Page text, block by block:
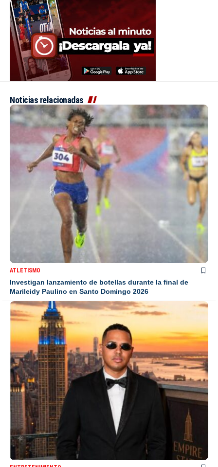
Noticias relacionadas
ATLETISMO
Investigan lanzamiento de botellas durante la final de
Marileidy Paulino en Santo Domingo 2026